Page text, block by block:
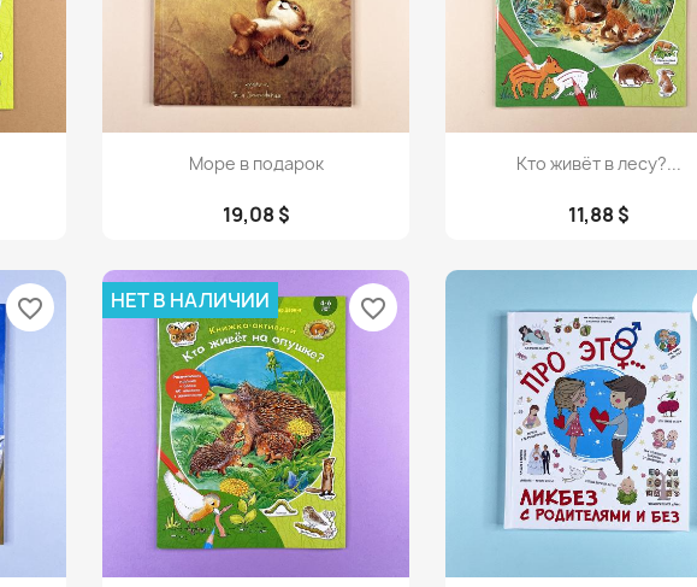
Просмотр
Море в подарок
19,08 $
Просмотр
Кто живёт в лесу?...
11,88 $
favorite_border НЕТ В НАЛИЧИИ favorite_border